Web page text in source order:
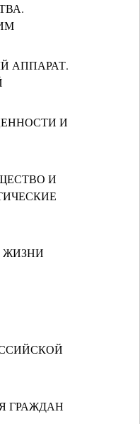
АППАРАТ.
И
И
ЖИЗНИ
ГРАЖДАН